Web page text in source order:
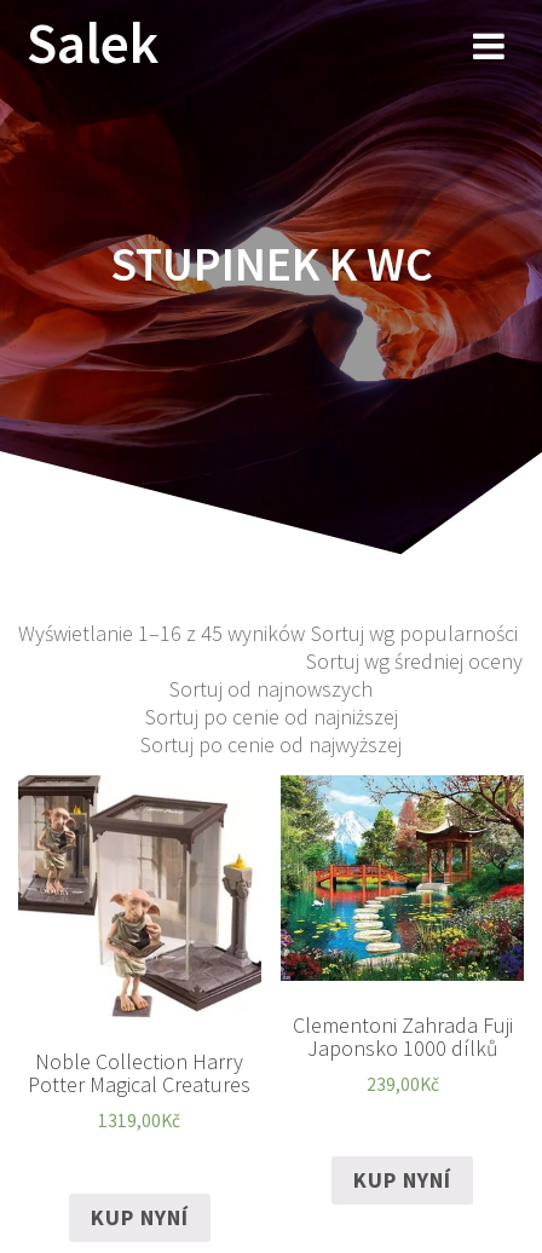
Przejdź
do
Salek
STUPINEK K WC
Wyświetlanie 1–16 z 45 wyników Sortuj wg popularności
Sortuj wg średniej oceny
Sortuj od najnowszych
Sortuj po cenie od najniższej
Sortuj po cenie od najwyższej
Noble Collection Harry
Potter Magical Creatures
1319,00Kč
KUP NYNÍ
Clementoni Zahrada Fuji
Japonsko 1000 dílků
239,00Kč
KUP NYNÍ